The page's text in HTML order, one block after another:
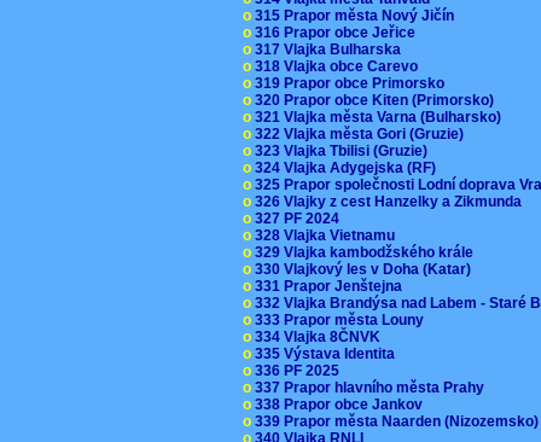
o 315 Prapor města Nový Jičín
o 316 Prapor obce Jeřice
o 317 Vlajka Bulharska
o 318 Vlajka obce Carevo
o 319 Prapor obce Primorsko
o 320 Prapor obce Kiten (Primorsko)
o 321 Vlajka města Varna (Bulharsko)
o 322 Vlajka města Gori (Gruzie)
o 323 Vlajka Tbilisi (Gruzie)
o 324 Vlajka Adygejska (RF)
o 325 Prapor společnosti Lodní doprava
o 326 Vlajky z cest Hanzelky a Zikmunda
o 327 PF 2024
o 328 Vlajka Vietnamu
o 329 Vlajka kambodžského krále
o 330 Vlajkový les v Doha (Katar)
o 331 Prapor Jenštejna
o 332 Vlajka Brandýsa nad Labem - Staré
o 333 Prapor města Louny
o 334 Vlajka 8ČNVK
o 335 Výstava Identita
o 336 PF 2025
o 337 Prapor hlavního města Prahy
o 338 Prapor obce Jankov
o 339 Prapor města Naarden
o 340 Vlajka RNLI